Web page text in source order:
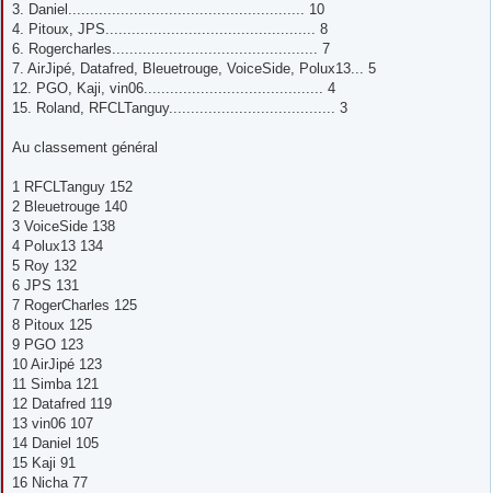
3. Daniel...................................................... 10
4. Pitoux, JPS................................................ 8
6. Rogercharles............................................... 7
7. AirJipé, Datafred, Bleuetrouge, VoiceSide, Polux13... 5
12. PGO, Kaji, vin06......................................... 4
15. Roland, RFCLTanguy...................................... 3
Au classement général
1 RFCLTanguy 152
2 Bleuetrouge 140
3 VoiceSide 138
4 Polux13 134
5 Roy 132
6 JPS 131
7 RogerCharles 125
8 Pitoux 125
9 PGO 123
10 AirJipé 123
11 Simba 121
12 Datafred 119
13 vin06 107
14 Daniel 105
15 Kaji 91
16 Nicha 77